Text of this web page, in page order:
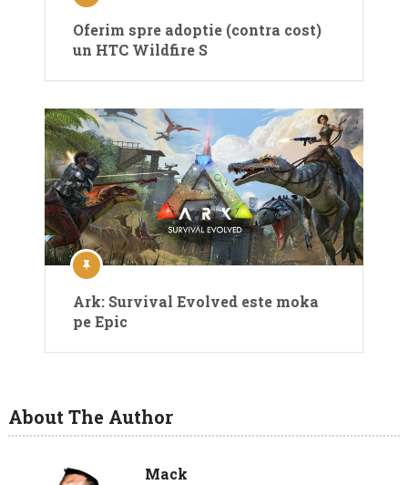
Oferim spre adoptie (contra cost)
un HTC Wildfire S
Ark: Survival Evolved este moka
pe Epic
About The Author
Mack